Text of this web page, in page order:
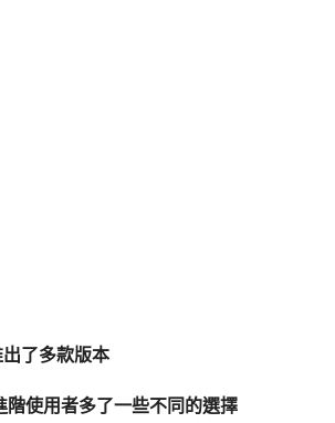
了多款版本
階使用者多了一些不同的選擇